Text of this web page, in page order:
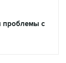
проблемы с